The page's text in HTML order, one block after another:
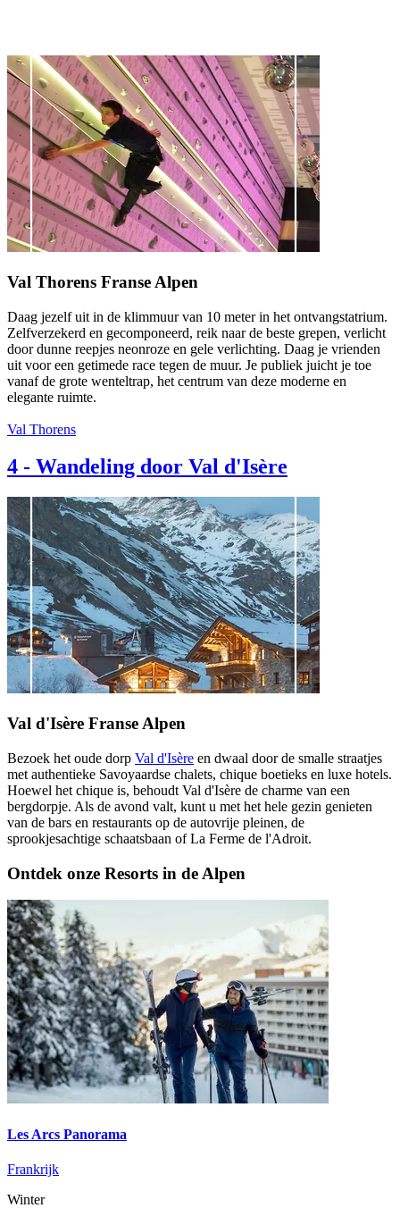
Val Thorens Franse Alpen
Daag jezelf uit in de klimmuur van 10 meter in het ontvangstatrium.
Zelfverzekerd en gecomponeerd, reik naar de beste grepen, verlicht
door dunne reepjes neonroze en gele verlichting. Daag je vrienden
uit voor een getimede race tegen de muur. Je publiek juicht je toe
vanaf de grote wenteltrap, het centrum van deze moderne en
elegante ruimte.
Val Thorens
4 - Wandeling door Val d'Isère
Val d'Isère Franse Alpen
Bezoek het oude dorp Val d'Isère en dwaal door de smalle straatjes
met authentieke Savoyaardse chalets, chique boetieks en luxe hotels.
Hoewel het chique is, behoudt Val d'Isère de charme van een
bergdorpje. Als de avond valt, kunt u met het hele gezin genieten
van de bars en restaurants op de autovrije pleinen, de
sprookjesachtige schaatsbaan of La Ferme de l'Adroit.
Ontdek onze Resorts in de Alpen
Les Arcs Panorama
Frankrijk
Winter